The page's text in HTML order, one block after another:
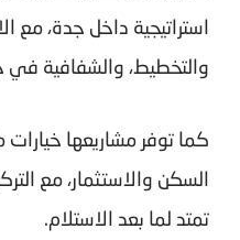
استراتيجية داخل جدة، مع
والتخطيط، والشفافية في
كما توفر مشاريعها خيارات
السكن والاستثمار، مع
تمتد لما بعد الاستلام.